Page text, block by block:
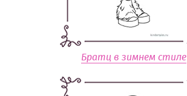
Братц в зимнем стиле